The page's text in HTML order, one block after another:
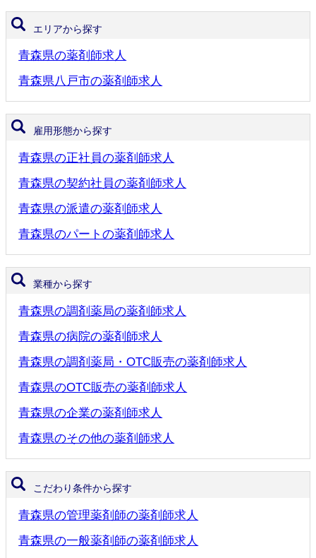
エリアから探す
青森県の薬剤師求人
青森県八戸市の薬剤師求人
雇用形態から探す
青森県の正社員の薬剤師求人
青森県の契約社員の薬剤師求人
青森県の派遣の薬剤師求人
青森県のパートの薬剤師求人
業種から探す
青森県の調剤薬局の薬剤師求人
青森県の病院の薬剤師求人
青森県の調剤薬局・OTC販売の薬剤師求人
青森県のOTC販売の薬剤師求人
青森県の企業の薬剤師求人
青森県のその他の薬剤師求人
こだわり条件から探す
青森県の管理薬剤師の薬剤師求人
青森県の一般薬剤師の薬剤師求人